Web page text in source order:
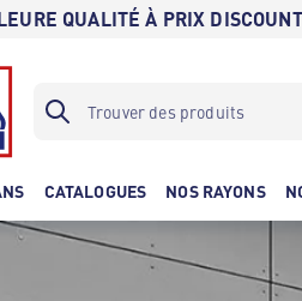
QUALITÉ À PRIX DISCOUNT
CATALOGUES NOS RAYONS